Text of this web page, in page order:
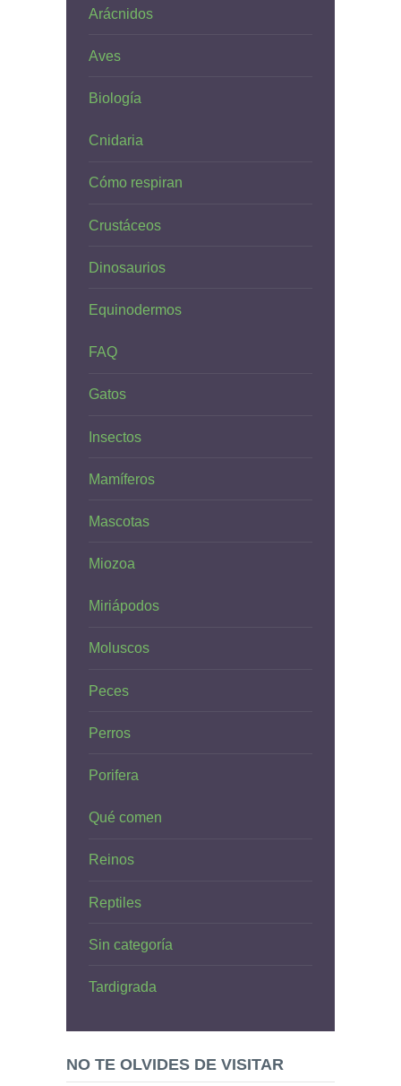
Arácnidos
Aves
Biología
Cnidaria
Cómo respiran
Crustáceos
Dinosaurios
Equinodermos
FAQ
Gatos
Insectos
Mamíferos
Mascotas
Miozoa
Miriápodos
Moluscos
Peces
Perros
Porifera
Qué comen
Reinos
Reptiles
Sin categoría
Tardigrada
NO TE OLVIDES DE VISITAR